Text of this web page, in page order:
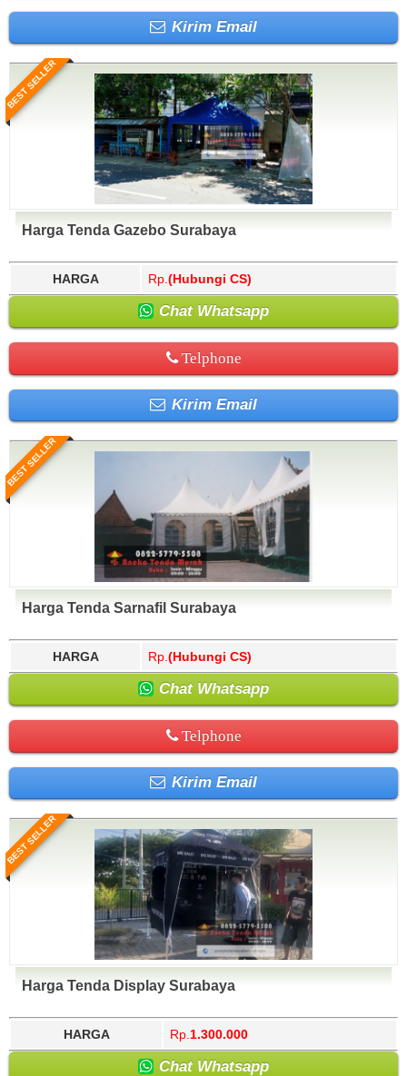
Kirim Email
BEST SELLER
Harga Tenda Gazebo Surabaya
HARGA Rp. (Hubungi CS)
Chat Whatsapp
Telphone
Kirim Email
BEST SELLER
Harga Tenda Sarnafil Surabaya
HARGA Rp. (Hubungi CS)
Chat Whatsapp
Telphone
Kirim Email
BEST SELLER
Harga Tenda Display Surabaya
HARGA Rp. 1.300.000
Chat Whatsapp